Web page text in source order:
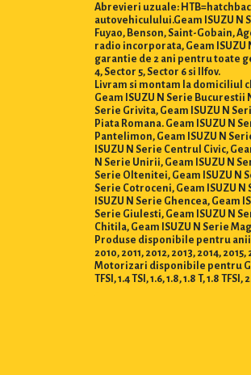
Abrevieri uzuale:
autovehiculului.Geam ISUZU
Fuyao, Benson, Saint-Gobain,
radio incorporata, Geam
garantie de 2 ani pentru toate
4, Sector 5, Sector 6 si Ilfov.
Livram si montam la domiciliul
Geam ISUZU N Serie Bucurestii
Serie Grivita, Geam ISUZU N
Piata Romana. Geam ISUZU N
Pantelimon, Geam ISUZU N
ISUZU N Serie Centrul Civic,
N Serie Unirii, Geam ISUZU N
Serie Oltenitei, Geam ISUZU N
Serie Cotroceni, Geam ISUZU N
ISUZU N Serie Ghencea, Geam
Serie Giulesti, Geam ISUZU N
Chitila, Geam ISUZU N Serie
Produse disponibile pentru anii:
2010, 2011, 2012, 2013, 2014,
Motorizari disponibile pentru Geam
TFSI, 1.4 TSI, 1.6, 1.8, 1.8 T, 1.8